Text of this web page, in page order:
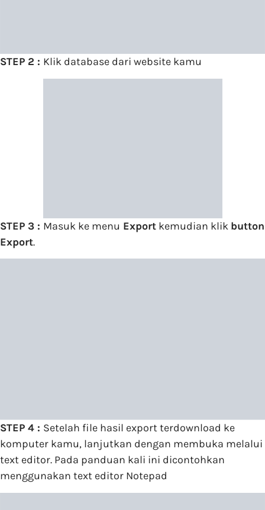
STEP 2 : Klik database dari website kamu
STEP 3 : Masuk ke menu Export kemudian klik button
Export.
STEP 4 : Setelah file hasil export terdownload ke
komputer kamu, lanjutkan dengan membuka melalui
text editor. Pada panduan kali ini dicontohkan
menggunakan text editor Notepad